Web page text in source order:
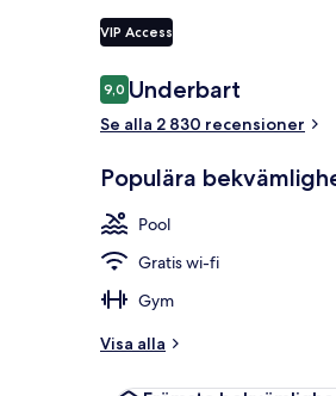
VIP Access
Recensioner
9,09,0 av 10,
Underbart
Se alla 2 830 recensioner
Populära
Pool
Gratis wi-fi
Gym
Visa alla